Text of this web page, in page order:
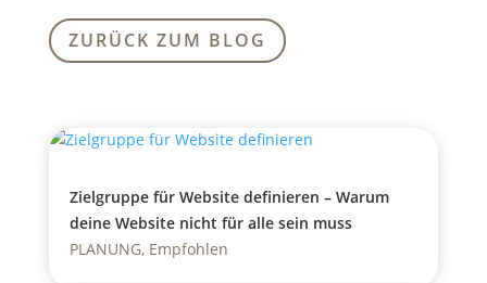
ZURÜCK ZUM BLOG
Zielgruppe für Website definieren – Warum
deine Website nicht für alle sein muss
PLANUNG, Empfohlen